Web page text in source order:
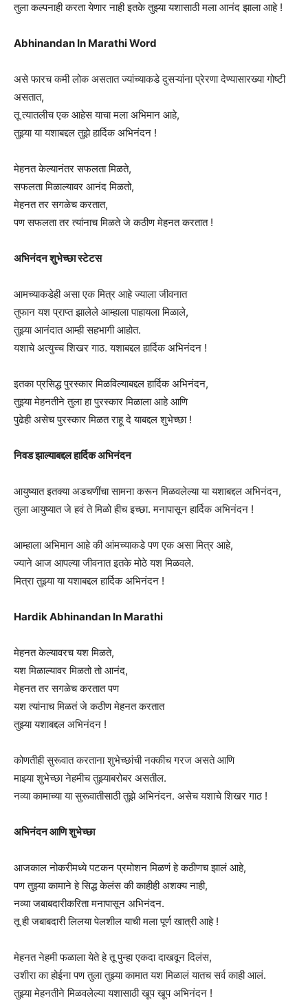
तुला कल्पनाही करता येणार नाही इतके तुझ्या यशासाठी मला आनंद झाला आहे !
Abhinandan In Marathi Word
असे फारच कमी लोक असतात ज्यांच्याकडे दुसऱ्यांना प्रेरणा देण्यासारख्या गोष्टी
असतात,
तू त्यातलीच एक आहेस याचा मला अभिमान आहे,
तुझ्या या यशाबद्दल तुझे हार्दिक अभिनंदन !
मेहनत केल्यानंतर सफलता मिळते,
सफलता मिळाल्यावर आनंद मिळतो,
मेहनत तर सगळेच करतात,
पण सफलता तर त्यांनाच मिळते जे कठीण मेहनत करतात !
अभिनंदन शुभेच्छा स्टेटस
आमच्याकडेही असा एक मित्र आहे ज्याला जीवनात
तुफान यश प्राप्त झालेले आम्हाला पाहायला मिळाले,
तुझ्या आनंदात आम्ही सहभागी आहोत.
यशाचे अत्युच्च शिखर गाठ. यशाबद्दल हार्दिक अभिनंदन !
इतका प्रसिद्ध पुरस्कार मिळविल्याबद्दल हार्दिक अभिनंदन,
तुझ्या मेहनतीने तुला हा पुरस्कार मिळाला आहे आणि
पुढेही असेच पुरस्कार मिळत राहू दे याबद्दल शुभेच्छा !
निवड झाल्याबद्दल हार्दिक अभिनंदन
आयुष्यात इतक्या अडचणींचा सामना करून मिळवलेल्या या यशाबद्दल अभिनंदन,
तुला आयुष्यात जे हवं ते मिळो हीच इच्छा. मनापासून हार्दिक अभिनंदन !
आम्हाला अभिमान आहे की आंमच्याकडे पण एक असा मित्र आहे,
ज्याने आज आपल्या जीवनात इतके मोठे यश मिळवले.
मित्रा तुझ्या या यशाबद्दल हार्दिक अभिनंदन !
Hardik Abhinandan In Marathi
मेहनत केल्यावरच यश मिळते,
यश मिळाल्यावर मिळतो तो आनंद,
मेहनत तर सगळेच करतात पण
यश त्यांनाच मिळतं जे कठीण मेहनत करतात
तुझ्या यशाबद्दल अभिनंदन !
कोणतीही सुरूवात करताना शुभेच्छांची नक्कीच गरज असते आणि
माझ्या शुभेच्छा नेहमीच तुझ्याबरोबर असतील.
नव्या कामाच्या या सुरूवातीसाठी तुझे अभिनंदन. असेच यशाचे शिखर गाठ !
अभिनंदन आणि शुभेच्छा
आजकाल नोकरीमध्ये पटकन प्रमोशन मिळणं हे कठीणच झालं आहे,
पण तुझ्या कामाने हे सिद्ध केलंस की काहीही अशक्य नाही,
नव्या जबाबदारीकरिता मनापासून अभिनंदन.
तू ही जबाबदारी लिलया पेलशील याची मला पूर्ण खात्री आहे !
मेहनत नेहमी फळाला येते हे तू पुन्हा एकदा दाखवून दिलंस,
उशीरा का होईना पण तुला तुझ्या कामात यश मिळालं यातच सर्व काही आलं.
तुझ्या मेहनतीने मिळवलेल्या यशासाठी खूप खूप अभिनंदन !